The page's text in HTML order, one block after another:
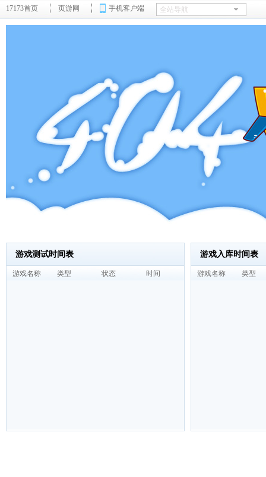
17173首页 页游网 手机客户端
游戏测试时间表
游戏名称 类型 状态 时间
游戏入库时间表
游戏名称 类型